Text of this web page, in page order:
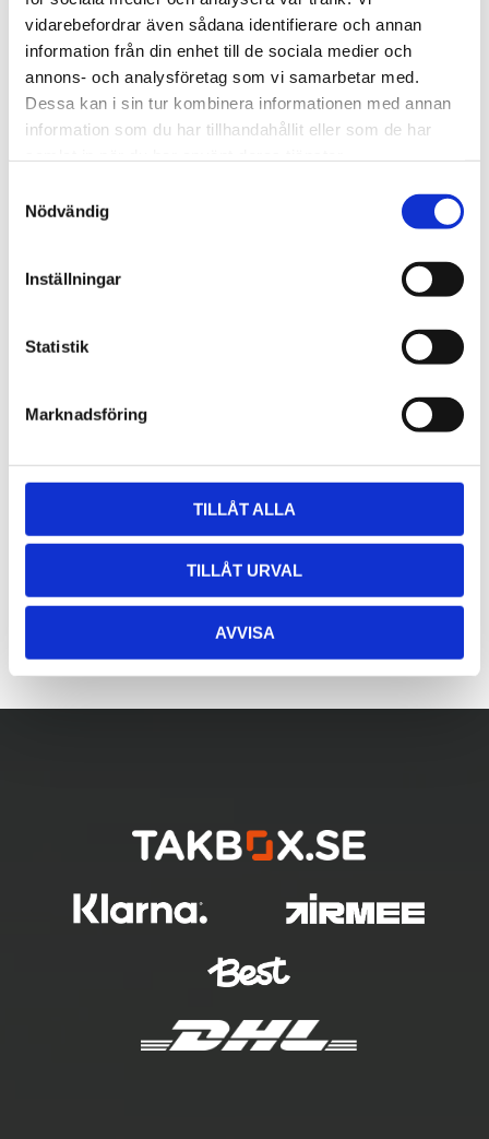
vidarebefordrar även sådana identifierare och annan
information från din enhet till de sociala medier och
annons- och analysföretag som vi samarbetar med.
Dessa kan i sin tur kombinera informationen med annan
information som du har tillhandahållit eller som de har
Nödvändig
Inställningar
Statistik
Marknadsföring
TILLÅT ALLA
TILLÅT URVAL
AVVISA
Lättmonterad
lasthållarfot för Thule Evo-
takräcken, för fordon med
integrerad reling.
1 795 kr
1 975 kr
720600
Lättmonterad
lasthållarfot för Thule
Edge-takräcken, för
fordon med integrerad
reling.
2 525kr
2 635kr